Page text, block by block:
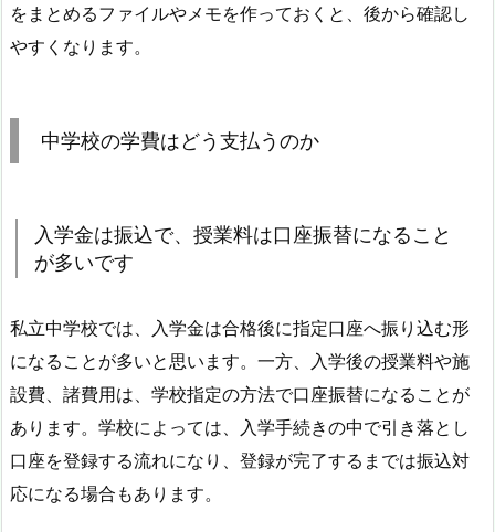
をまとめるファイルやメモを作っておくと、後から確認し
やすくなります。
中学校の学費はどう支払うのか
入学金は振込で、授業料は口座振替になること
が多いです
私立中学校では、入学金は合格後に指定口座へ振り込む形
になることが多いと思います。一方、入学後の授業料や施
設費、諸費用は、学校指定の方法で口座振替になることが
あります。学校によっては、入学手続きの中で引き落とし
口座を登録する流れになり、登録が完了するまでは振込対
応になる場合もあります。